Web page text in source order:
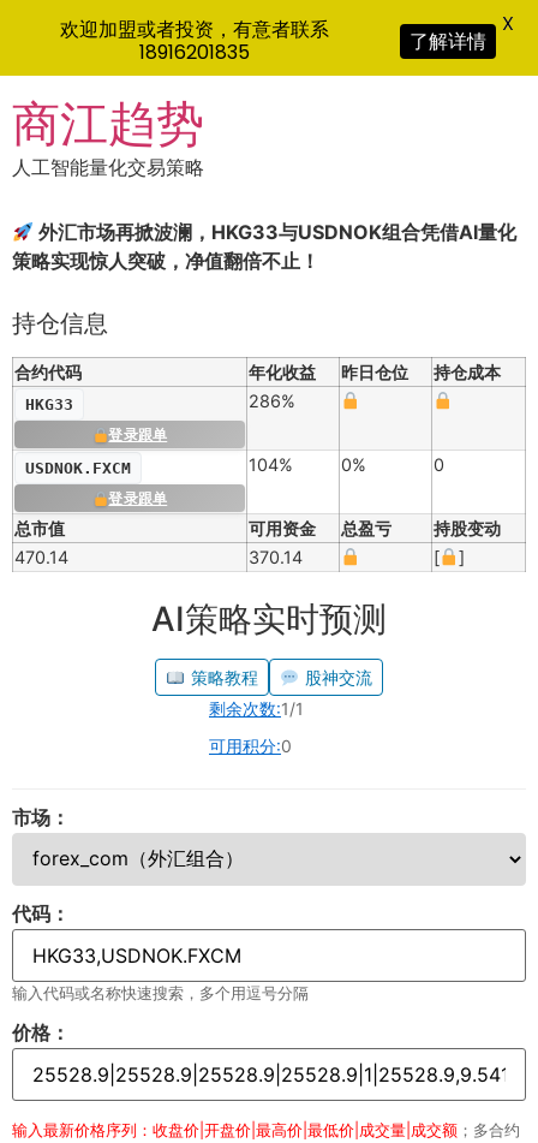
to
content
商江趋势
人工智能量化交易策略
外汇市场再掀波澜，HKG33与USDNOK组合凭借AI量化
策略实现惊人突破，净值翻倍不止！
持仓信息
合约代码 年化收益 昨日仓位 持仓成本
HKG33
登录跟单
286%
USDNOK.FXCM
登录跟单
104% 0% 0
总市值 可用资金 总盈亏
持股变动
470.14
370.14 [ ]
AI策略实时预测
策略教程
股神交流
剩余次数:1/1
可用积分:0
市场：
代码：
输入代码或名称快速搜索，多个用逗号分隔
价格：
输入最新价格序列：收盘价|开盘价|最高价|最低价|成交量|成交额 ；多合约
欢迎加盟或者投资，有意者联系
18916201835
了解详情
X